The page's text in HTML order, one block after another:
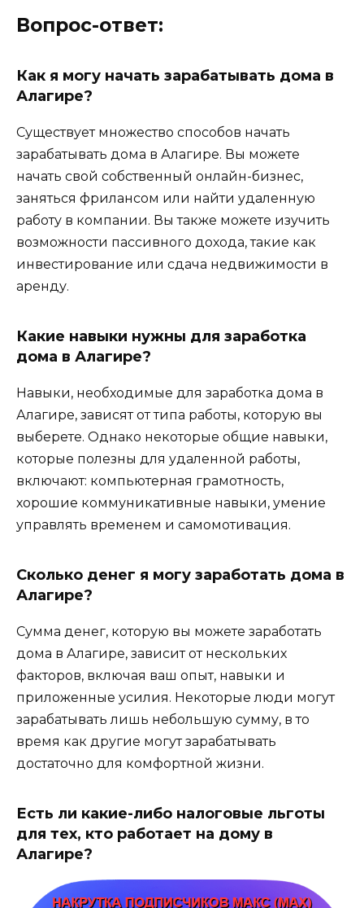
Вопрос-ответ:
Как я могу начать зарабатывать дома в
Алагире?
Существует множество способов начать
зарабатывать дома в Алагире. Вы можете
начать свой собственный онлайн-бизнес,
заняться фрилансом или найти удаленную
работу в компании. Вы также можете изучить
возможности пассивного дохода, такие как
инвестирование или сдача недвижимости в
аренду.
Какие навыки нужны для заработка
дома в Алагире?
Навыки, необходимые для заработка дома в
Алагире, зависят от типа работы, которую вы
выберете. Однако некоторые общие навыки,
которые полезны для удаленной работы,
включают: компьютерная грамотность,
хорошие коммуникативные навыки, умение
управлять временем и самомотивация.
Сколько денег я могу заработать дома в
Алагире?
Сумма денег, которую вы можете заработать
дома в Алагире, зависит от нескольких
факторов, включая ваш опыт, навыки и
приложенные усилия. Некоторые люди могут
зарабатывать лишь небольшую сумму, в то
время как другие могут зарабатывать
достаточно для комфортной жизни.
Есть ли какие-либо налоговые льготы
для тех, кто работает на дому в
Алагире?